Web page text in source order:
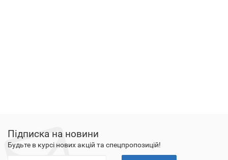
Підписка на новини
Будьте в курсі нових акцій та спецпропозицій!